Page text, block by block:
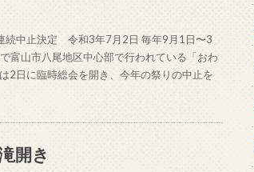
続中止決定 令和3年7月2日 毎年9月1日〜3
富山市八尾地区中心部で行われている「おわ
2日に臨時総会を開き、今年の祭りの中止を
開き